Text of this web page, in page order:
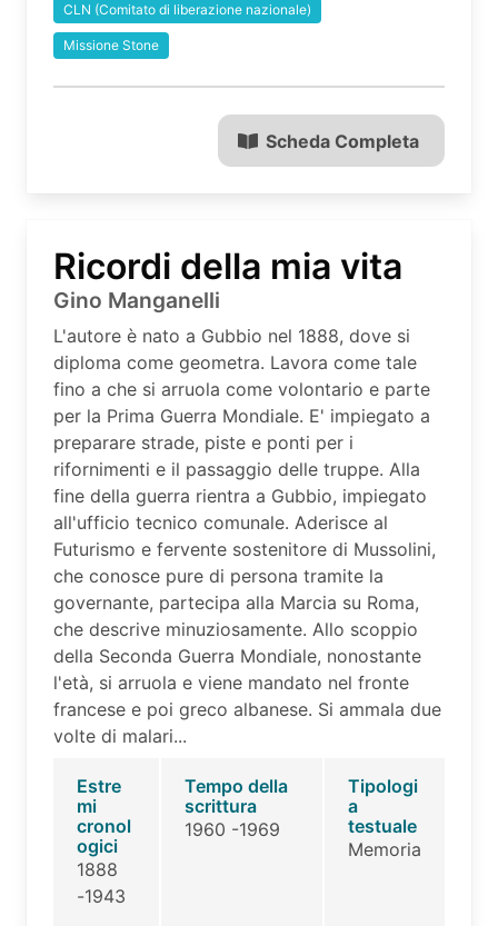
CLN (Comitato di liberazione nazionale)
Missione Stone
Scheda Completa
Ricordi della mia vita
Gino Manganelli
L'autore è nato a Gubbio nel 1888, dove si
diploma come geometra. Lavora come tale
fino a che si arruola come volontario e parte
per la Prima Guerra Mondiale. E' impiegato a
preparare strade, piste e ponti per i
rifornimenti e il passaggio delle truppe. Alla
fine della guerra rientra a Gubbio, impiegato
all'ufficio tecnico comunale. Aderisce al
Futurismo e fervente sostenitore di Mussolini,
che conosce pure di persona tramite la
governante, partecipa alla Marcia su Roma,
che descrive minuziosamente. Allo scoppio
della Seconda Guerra Mondiale, nonostante
l'età, si arruola e viene mandato nel fronte
francese e poi greco albanese. Si ammala due
volte di malari...
Estre
mi
cronol
ogici
1888
-1943
Tempo della
scrittura
1960 -1969
Tipologi
a
testuale
Memoria